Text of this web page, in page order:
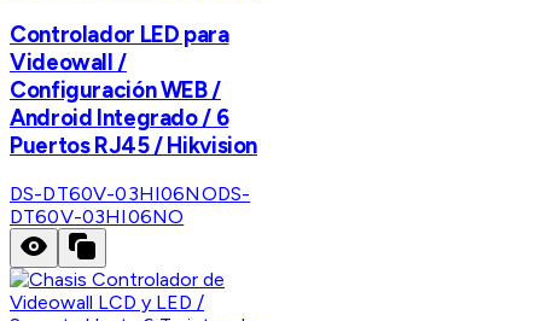
Controlador LED para
Videowall /
Configuración WEB /
Android Integrado / 6
Puertos RJ45 / Hikvision
DS-DT60V-03HI06NODS-
DT60V-03HI06NO